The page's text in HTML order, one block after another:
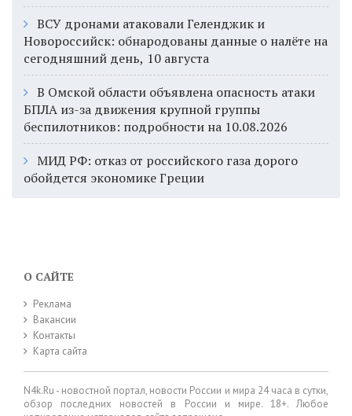
ВСУ дронами атаковали Геленджик и
Новороссийск: обнародованы данные о налёте на
сегодняшний день, 10 августа
В Омской области объявлена опасность атаки
БПЛА из-за движения крупной группы
беспилотников: подробности на 10.08.2026
МИД РФ: отказ от российского газа дорого
обойдется экономике Греции
О САЙТЕ
Реклама
Вакансии
Контакты
Карта сайта
N4k.Ru - новостной портал, новости России и мира 24 часа в сутки,
обзор последних новостей в России и мире. 18+. Любое